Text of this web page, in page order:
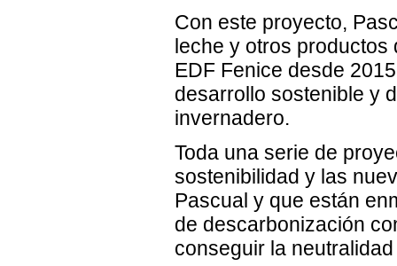
Con este proyecto,
leche y otros
EDF Fenice desde
desarrollo sostenible y
invernadero.
Toda una serie de
sostenibilidad y las
Pascual y que están
de descarbonización
conseguir la